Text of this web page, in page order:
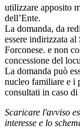
utilizzare apposito
dell’Ente.
La domanda, da
essere indirizzata
Forconese. e non
concessione del
La domanda può
nucleo familiare e i
consultati in caso
Scaricare l'avviso
interesse e lo